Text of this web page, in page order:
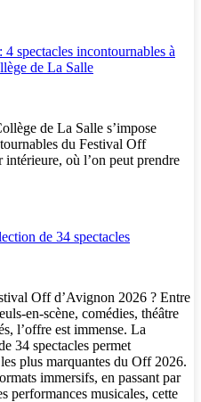
spectacles incontournables à
de La Salle
de La Salle s’impose
du Festival Off
où l’on peut prendre
de 34 spectacles
Off d’Avignon 2026 ? Entre
en-scène, comédies, théâtre
l’offre est immense. La
34 spectacles permet
plus marquantes du Off 2026.
immersifs, en passant par
performances musicales, cette